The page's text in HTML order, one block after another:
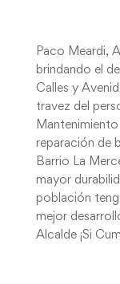
Paco Meardi,
brindando el
Calles y
travez del
reparación de
Barrio La
mayor
población
mejor
Alcalde ¡Si